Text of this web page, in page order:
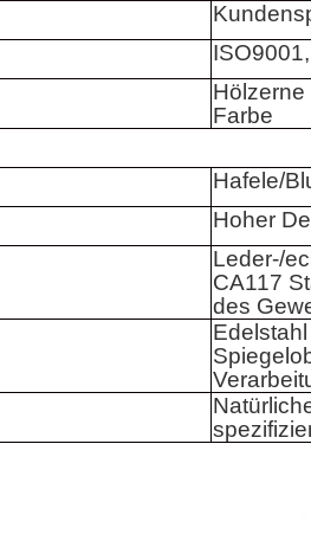
Farbe
Hafele/
Hoher
Leder-/
CA117
des